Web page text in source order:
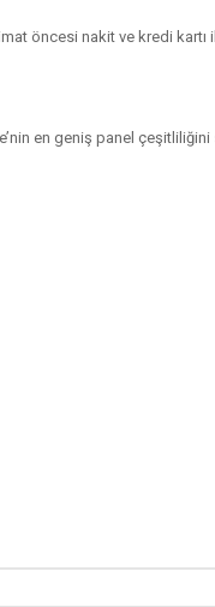
öncesi nakit ve kredi kartı
en geniş panel çeşitliliğini